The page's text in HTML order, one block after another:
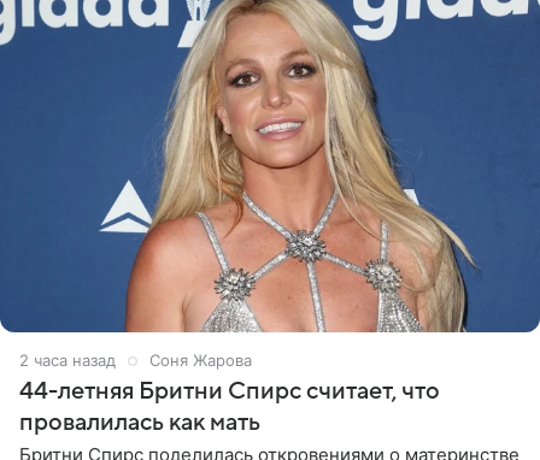
2 часа назад Соня Жарова
44-летняя Бритни Спирс считает, что
провалилась как мать
Бритни Спирс поделилась откровениями о материнстве